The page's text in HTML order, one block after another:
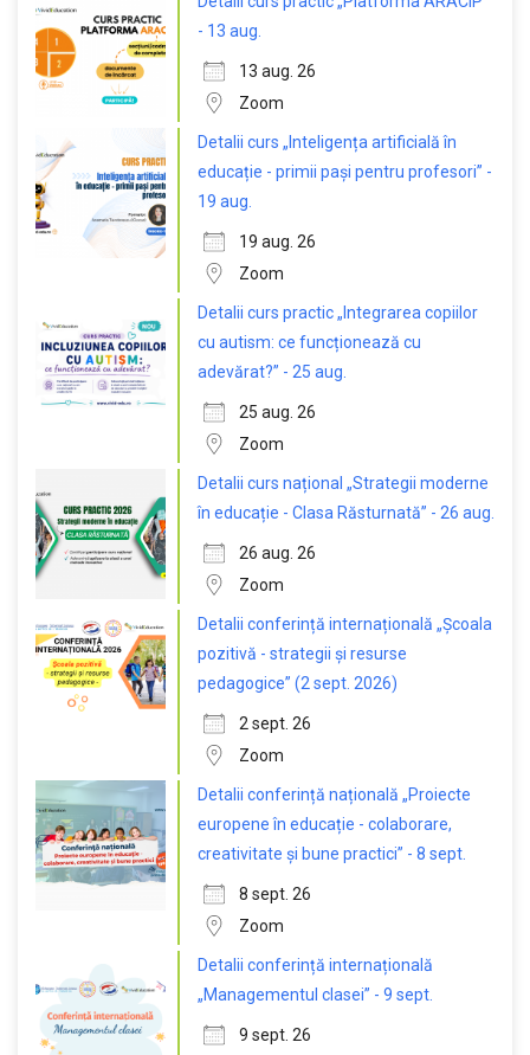
- 13 aug.
13 aug. 26
Zoom
Detalii curs „Inteligența artificială în
educație - primii pași pentru profesori” -
19 aug.
19 aug. 26
Zoom
Detalii curs practic „Integrarea copiilor
cu autism: ce funcționează cu
adevărat?” - 25 aug.
25 aug. 26
Zoom
Detalii curs național „Strategii moderne
în educație - Clasa Răsturnată” - 26 aug.
26 aug. 26
Zoom
Detalii conferință internațională „Școala
pozitivă - strategii și resurse
pedagogice” (2 sept. 2026)
2 sept. 26
Zoom
Detalii conferință națională „Proiecte
europene în educație - colaborare,
creativitate și bune practici” - 8 sept.
8 sept. 26
Zoom
Detalii conferință internațională
„Managementul clasei” - 9 sept.
9 sept. 26